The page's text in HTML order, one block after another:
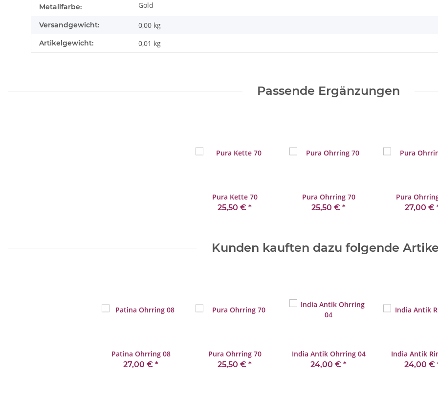
Metallfarbe: Gold
Versandgewicht: 0,00 kg
Artikelgewicht: 0,01 kg
Passende Ergänzungen
Pura Kette 70
25,50 € *
Pura Ohrring 70
25,50 € *
Pura
27,00 €
Kunden kauften dazu folgende
Patina Ohrring 08
27,00 € *
Pura Ohrring 70
25,50 € *
India Antik Ohrring 04
24,00 € *
India Antik
24,00 €